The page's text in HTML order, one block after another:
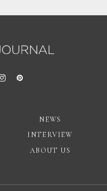
NEWS
INTERVIEW
ABOUT US